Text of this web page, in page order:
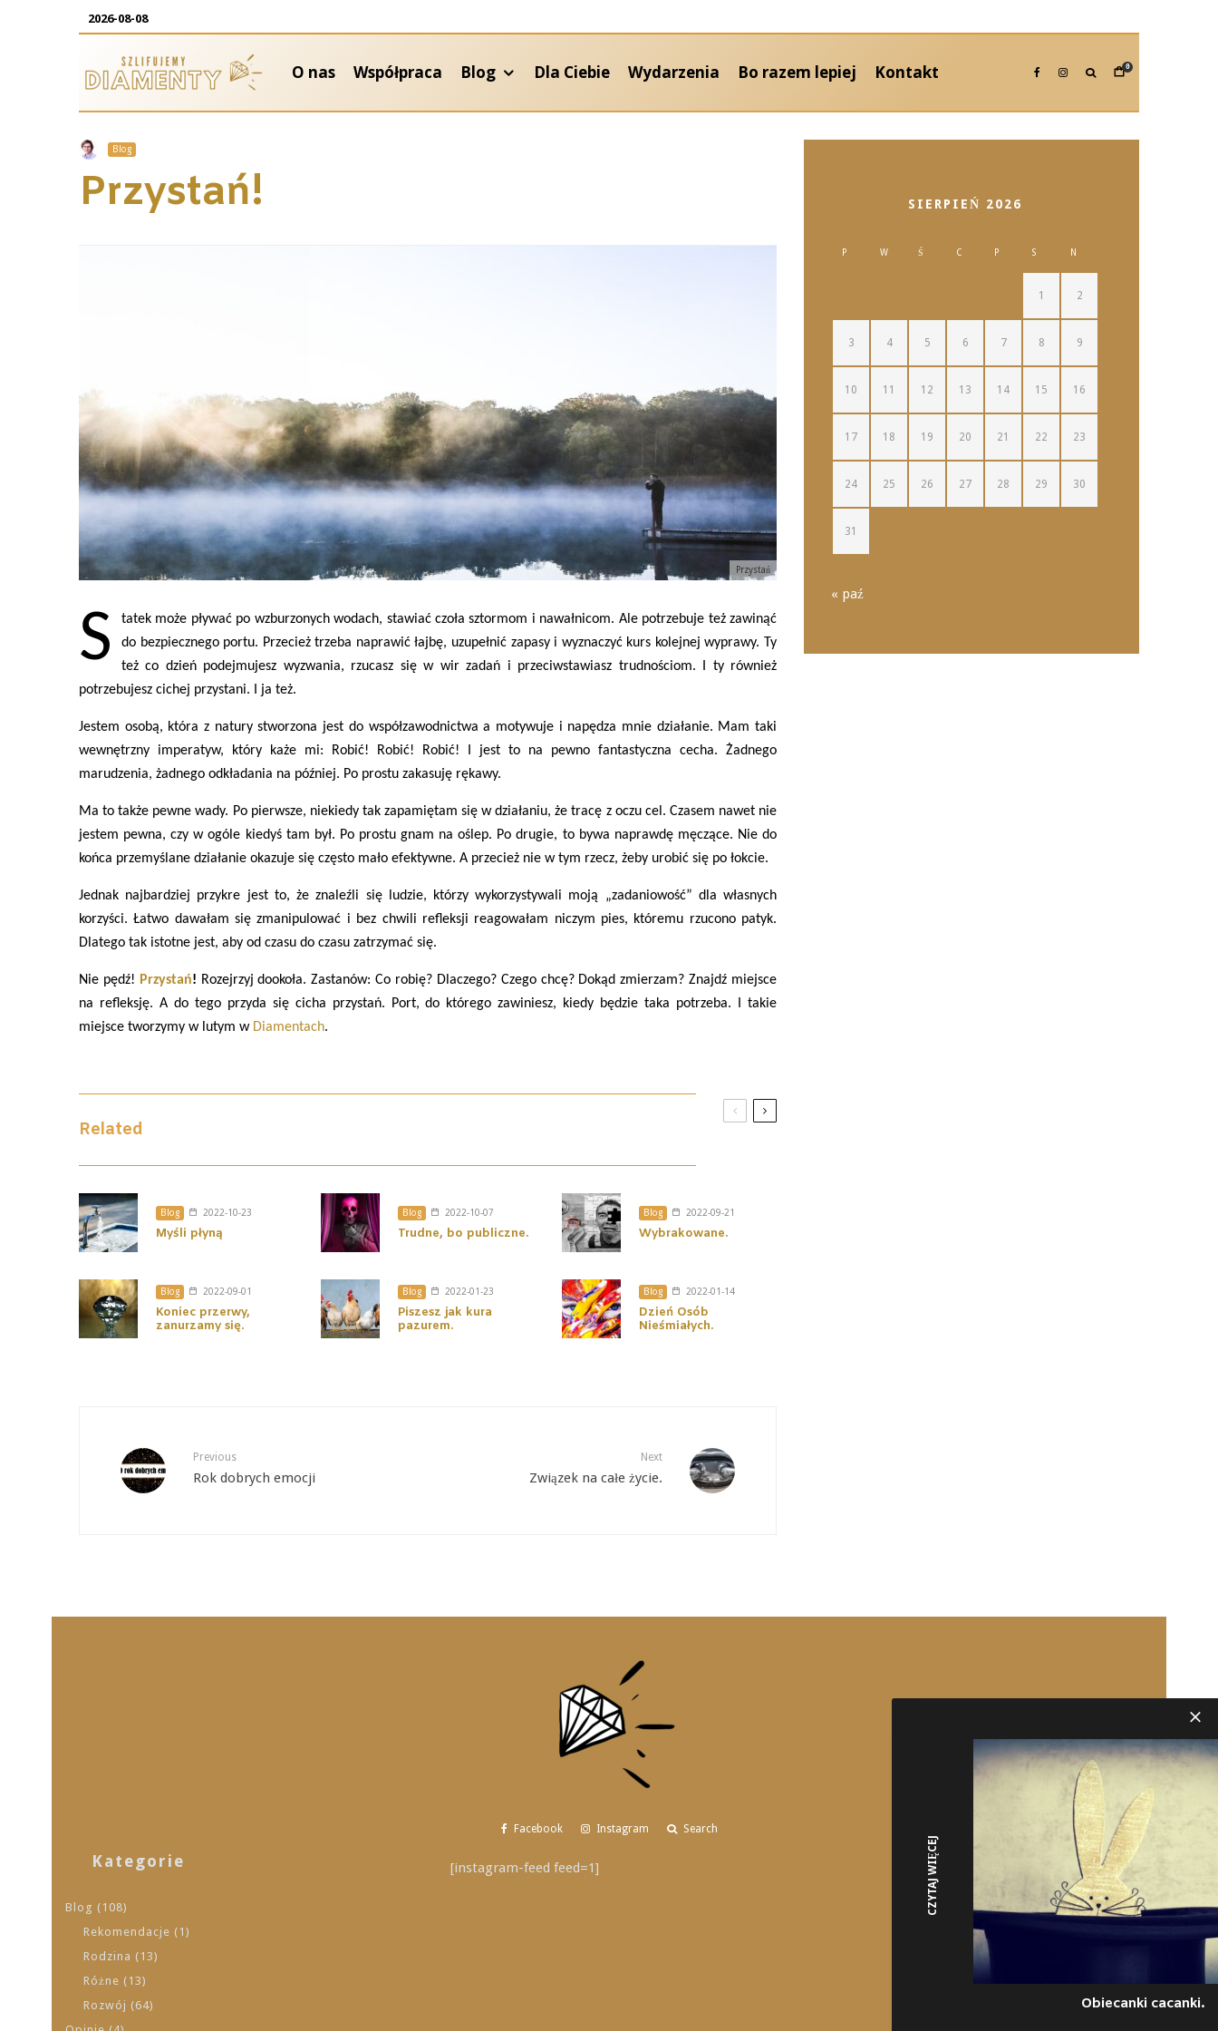
2026-08-08
O nas Współpraca Blog Dla Ciebie Wydarzenia Bo razem lepiej Kontakt 0
Blog
Przystań!
Przystań
S
tatek może pływać po wzburzonych wodach, stawiać czoła sztormom i nawałnicom. Ale potrzebuje też zawinąć
do bezpiecznego portu. Przecież trzeba naprawić łajbę, uzupełnić zapasy i wyznaczyć kurs kolejnej wyprawy. Ty
też co dzień podejmujesz wyzwania, rzucasz się w wir zadań i przeciwstawiasz trudnościom. I ty również
potrzebujesz cichej przystani. I ja też.
Jestem osobą, która z natury stworzona jest do współzawodnictwa a motywuje i napędza mnie działanie. Mam taki
wewnętrzny imperatyw, który każe mi: Robić! Robić! Robić! I jest to na pewno fantastyczna cecha. Żadnego
marudzenia, żadnego odkładania na później. Po prostu zakasuję rękawy.
Ma to także pewne wady. Po pierwsze, niekiedy tak zapamiętam się w działaniu, że tracę z oczu cel. Czasem nawet nie
jestem pewna, czy w ogóle kiedyś tam był. Po prostu gnam na oślep. Po drugie, to bywa naprawdę męczące. Nie do
końca przemyślane działanie okazuje się często mało efektywne. A przecież nie w tym rzecz, żeby urobić się po łokcie.
Jednak najbardziej przykre jest to, że znaleźli się ludzie, którzy wykorzystywali moją „zadaniowość” dla własnych
korzyści. Łatwo dawałam się zmanipulować i bez chwili refleksji reagowałam niczym pies, któremu rzucono patyk.
Dlatego tak istotne jest, aby od czasu do czasu zatrzymać się.
Nie pędź! Przystań! Rozejrzyj dookoła. Zastanów: Co robię? Dlaczego? Czego chcę? Dokąd zmierzam? Znajdź miejsce
na refleksję. A do tego przyda się cicha przystań. Port, do którego zawiniesz, kiedy będzie taka potrzeba. I takie
miejsce tworzymy w lutym w Diamentach.
Related
Blog 2022-10-23
Myśli płyną
Blog 2022-10-07
Trudne, bo publiczne.
Blog 2022-09-21
Wybrakowane.
Blog 2022-09-01
Koniec przerwy,
zanurzamy się.
Blog 2022-01-23
Piszesz jak kura
pazurem.
Blog 2022-01-14
Dzień Osób
Nieśmiałych.
Previous
Rok dobrych emocji
Next
Związek na całe życie.
SIERPIEŃ 2026
P W Ś C P S N
1 2
3 4 5 6 7 8 9
10 11 12 13 14 15 16
17 18 19 20 21 22 23
24 25 26 27 28 29 30
31
« paź
Facebook Instagram Search
Kategorie
Blog (108)
Rekomendacje (1)
Rodzina (13)
Różne (13)
Rozwój (64)
[instagram-feed feed=1] CZYTAJ WIĘCEJ
Obiecanki cacanki.